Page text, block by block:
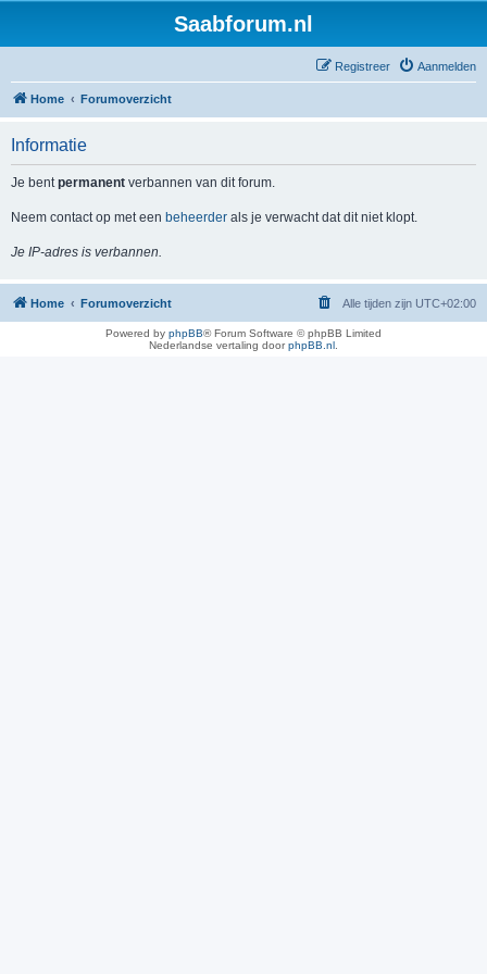
Saabforum.nl
Aanmelden
Registreer
Home Forumoverzicht
Informatie
Je bentpermanent verbannen van dit forum.
Neem contact op met een beheerder als je verwacht dat dit niet klopt.
Je IP-adres is verbannen.
Home Forumoverzicht Alle tijden zijn UTC+02:00
Powered by phpBB® Forum Software © phpBB Limited
Nederlandse vertaling doorphpBB.nl